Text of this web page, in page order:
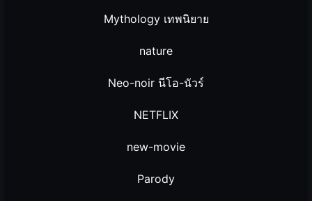
Mythology เทพนิยาย
nature
Neo-noir นีโอ-นัวร์
NETFLIX
new-movie
Parody